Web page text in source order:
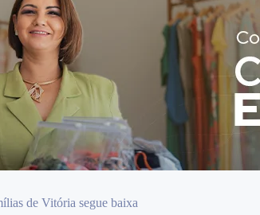
de Vitória segue baixa